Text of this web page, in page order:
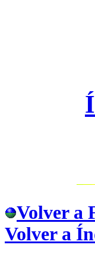
Volver a
Volver a